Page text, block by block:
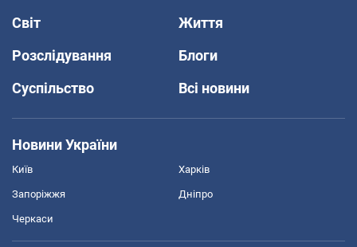
Світ
Життя
Розслідування
Блоги
Суспільство
Всі новини
Новини України
Київ Харків
Запоріжжя Дніпро
Черкаси